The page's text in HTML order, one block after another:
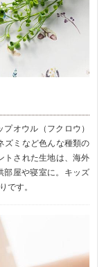
オウル（フクロウ）
ズミなど色んな種類の
トされた生地は、海外
部屋や寝室に。キッズ
です。